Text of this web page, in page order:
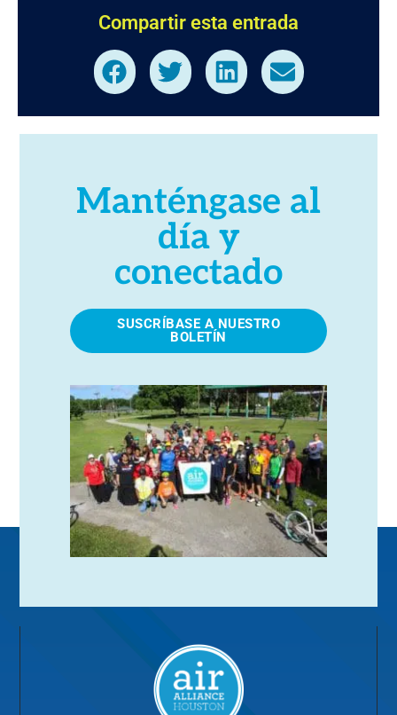
Compartir esta entrada
Manténgase al
día y
conectado
SUSCRÍBASE A NUESTRO
BOLETÍN